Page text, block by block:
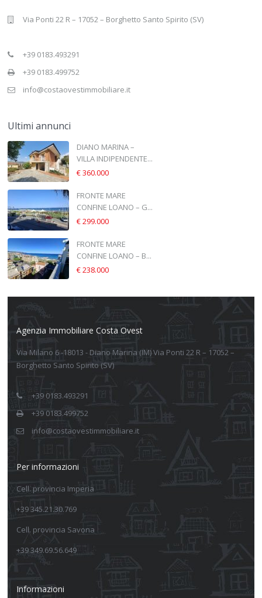
Via Ponti 22 R – 17052 – Borghetto Santo Spirito (SV)
+39 0183.493291
+39 0183.499752
info@costaovestimmobiliare.it
Ultimi annunci
DIANO MARINA –
VILLA INDIPENDENTE...
€ 360.000
FRONTE MARE
CONFINE LOANO – G...
€ 299.000
FRONTE MARE
CONFINE LOANO – B...
€ 238.000
Agenzia Immobiliare Costa Ovest
Via Milano 6 -18013 - Diano Marina (IM) Via Ponti 22 R – 17052 –
Borghetto Santo Spirito (SV)
+39 0183.493291
+39 0183.499752
info@costaovestimmobiliare.it
Per informazioni
Cell. provincia Imperia
+39 345.21.30.769
Cell. provincia Savona
+39 349.69.56.649
Informazioni